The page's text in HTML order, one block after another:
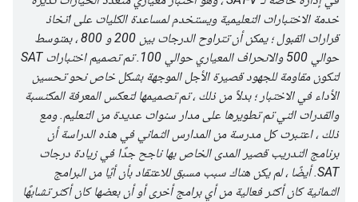
خدمة الاختبارات التعليمية ويستخدم لمساعدة الكليات على اتخاذ
قرارات القبول ؛ يمكن أن تتراوح الدرجات بين 200 و 800 ، بمتوسط ​​
حوالي 500 والانحراف المعياري حوالي 100. تم تصميم اختبارات SAT
لتكون مقاومة للجهود قصيرة الأجل الموجهة بشكل خاص نحو تحسين
الأداء في الاختبار ؛ بدلاً من ذلك ، تم تصميمها لتعكس المعرفة المكتسبة
والقدرات التي تم تطويرها على مدار سنوات عديدة من التعليم. ومع
ذلك ، اعتبرت كل مدرسة من المدارس الثماني في هذه الدراسة أن
برنامج التدريب قصير المدى الخاص بها ناجح جدًا في زيادة درجات
SAT. أيضًا ، لم يكن هناك سبب مسبق للاعتقاد بأن أيًا من البرامج
الثمانية كان أكثر فعالية من أي برامج أخرى أو أن بعضها كان أكثر تشابهًا